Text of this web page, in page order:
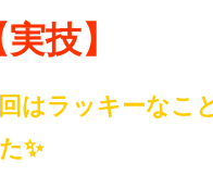
実技】
はラッキーなこ
✨